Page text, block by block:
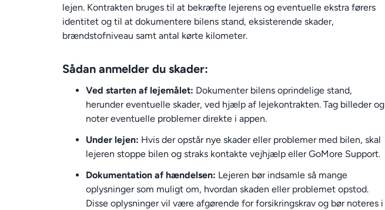
lejen. Kontrakten bruges til at bekræfte lejerens og eventuelle ekstra førers
identitet og til at dokumentere bilens stand, eksisterende skader,
brændstofniveau samt antal kørte kilometer.
Sådan anmelder du skader:
Ved starten af lejemålet: Dokumenter bilens oprindelige stand,
herunder eventuelle skader, ved hjælp af lejekontrakten. Tag billeder og
noter eventuelle problemer direkte i appen.
Under lejen: Hvis der opstår nye skader eller problemer med bilen, skal
lejeren stoppe bilen og straks kontakte vejhjælp eller GoMore Support.
Dokumentation af hændelsen: Lejeren bør indsamle så mange
oplysninger som muligt om, hvordan skaden eller problemet opstod.
Disse oplysninger vil være afgørende for forsikringskrav og bør noteres i